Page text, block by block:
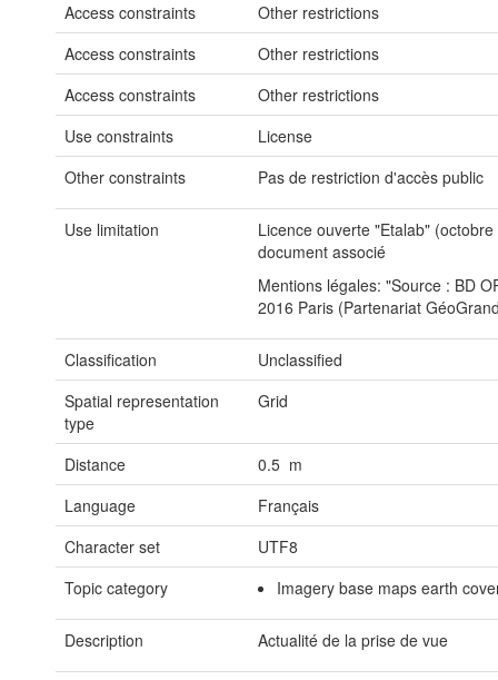
Access constraints
Other restrictions
Access constraints
Other restrictions
Access constraints
Other restrictions
Use constraints
License
Other constraints
Pas de restriction d'accès public
Use limitation
Licence ouverte "Etalab"
document associé
Mentions légales: "Source : BD
2016 Paris (Partenariat
Classification
Unclassified
Spatial representation
type
Grid
Distance
0.5 m
Language
Français
Character set
UTF8
Topic category
Imagery base maps earth
Description Actualité de la prise de vue